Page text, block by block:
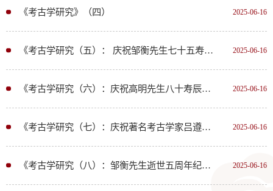
《考古学研究》（四） 2025-06-16
《考古学研究（五）： 庆祝邹衡先生七十五寿辰暨从事考古研究五十年论文集》 2025-06-16
《考古学研究（六）：庆祝高明先生八十寿辰暨从事考古研究五十年论文集》 2025-06-16
《考古学研究（七）：庆祝著名考古学家吕遵谔先生八十华诞暨从事考古教学与研究五十五年论文集》 2025-06-16
《考古学研究（八）：邹衡先生逝世五周年纪念论文集》 2025-06-16